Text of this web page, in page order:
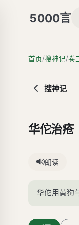
5000言
首页/搜神记/卷
搜神记
华佗治疮
朗读
华佗用黄狗